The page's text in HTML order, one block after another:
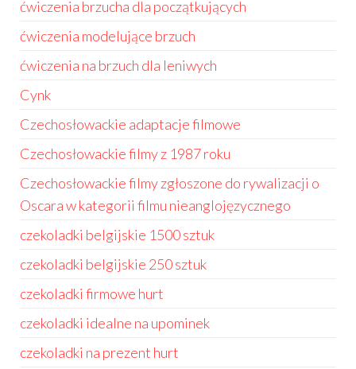
ćwiczenia brzucha dla początkujących
ćwiczenia modelujące brzuch
ćwiczenia na brzuch dla leniwych
Cynk
Czechosłowackie adaptacje filmowe
Czechosłowackie filmy z 1987 roku
Czechosłowackie filmy zgłoszone do rywalizacji o
Oscara w kategorii filmu nieanglojęzycznego
czekoladki belgijskie 1500 sztuk
czekoladki belgijskie 250 sztuk
czekoladki firmowe hurt
czekoladki idealne na upominek
czekoladki na prezent hurt